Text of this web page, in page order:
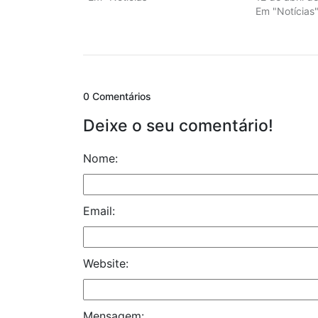
Em
0 Comentários
Deixe o seu comentário!
Nome:
Email:
Website: